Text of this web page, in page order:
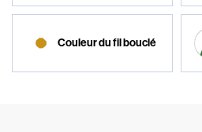
Couleur du fil bouclé